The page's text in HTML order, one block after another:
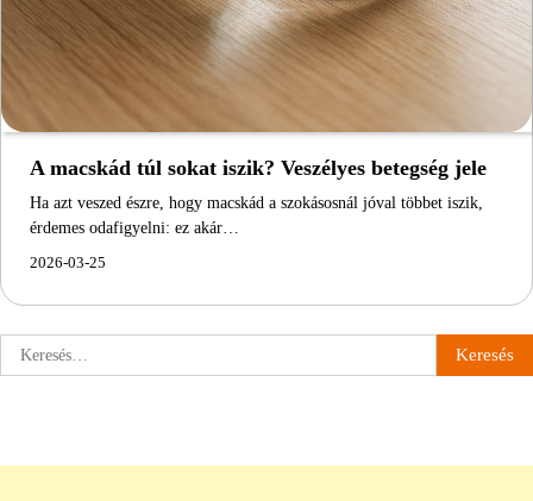
A macskád túl sokat iszik? Veszélyes betegség jele
Ha azt veszed észre, hogy macskád a szokásosnál jóval többet iszik,
érdemes odafigyelni: ez akár…
2026-03-25
Keresés: